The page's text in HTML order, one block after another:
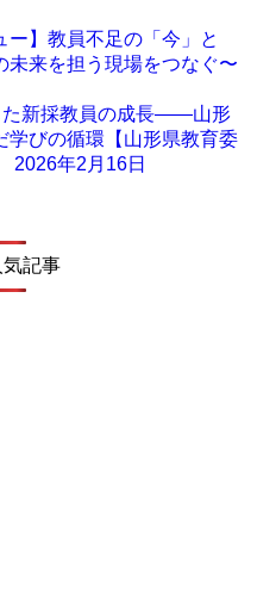
ー】教員不足の「今」と
未来を担う現場をつなぐ〜
た新採教員の成長――山形
学びの循環【山形県教育委
2026年2月16日
記事